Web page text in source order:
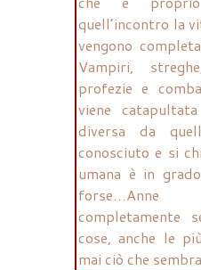
quell’incontro la
vengono
Vampiri,
profezie e
viene
diversa da
conosciuto e si
umana è in
completamente
cose, anche le
mai ciò che